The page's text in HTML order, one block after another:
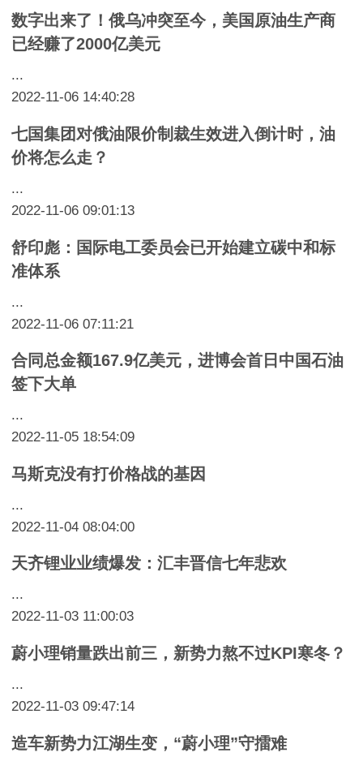
数字出来了！俄乌冲突至今，美国原油生产商
已经赚了2000亿美元
...
2022-11-06 14:40:28
七国集团对俄油限价制裁生效进入倒计时，油
价将怎么走？
...
2022-11-06 09:01:13
舒印彪：国际电工委员会已开始建立碳中和标
准体系
...
2022-11-06 07:11:21
合同总金额167.9亿美元，进博会首日中国石油
签下大单
...
2022-11-05 18:54:09
马斯克没有打价格战的基因
...
2022-11-04 08:04:00
天齐锂业业绩爆发：汇丰晋信七年悲欢
...
2022-11-03 11:00:03
蔚小理销量跌出前三，新势力熬不过KPI寒冬？
...
2022-11-03 09:47:14
造车新势力江湖生变，“蔚小理”守擂难